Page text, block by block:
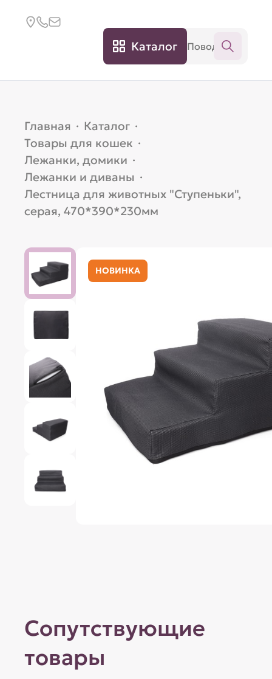
Каталог
Главная · Каталог ·
Товары для кошек ·
Лежанки, домики ·
Лежанки и диваны ·
Лестница для животных "Ступеньки",
серая, 470*390*230мм
НОВИНКА
Сопутствующие
товары